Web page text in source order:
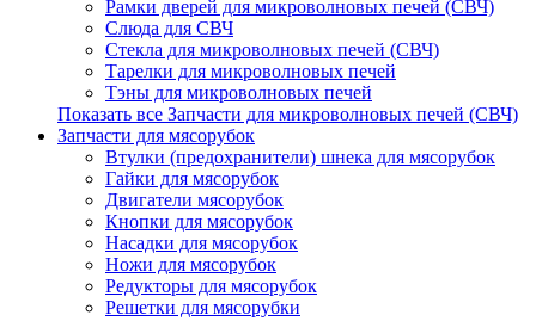
Рамки дверей для микроволновых печей (СВЧ)
Слюда для СВЧ
Стекла для микроволновых печей (СВЧ)
Тарелки для микроволновых печей
Тэны для микроволновых печей
Показать все Запчасти для микроволновых печей (СВЧ)
Запчасти для мясорубок
Втулки (предохранители) шнека для мясорубок
Гайки для мясорубок
Двигатели мясорубок
Кнопки для мясорубок
Насадки для мясорубок
Ножи для мясорубок
Редукторы для мясорубок
Решетки для мясорубки